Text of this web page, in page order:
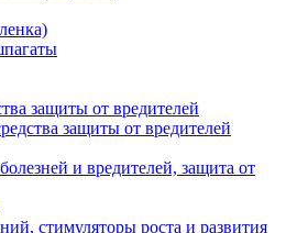
защиты от вредителей
защиты от вредителей
и вредителей, защита от
стимуляторы роста и развития